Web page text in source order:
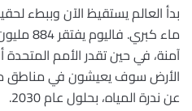
بدأ العالم يستقيظ الآن وببطء
ماء
آمنة، في حين تقدر الأمم
الأرض سوف يعيشون في مناطق
عن ندرة المياه، بحلول عام 2030.